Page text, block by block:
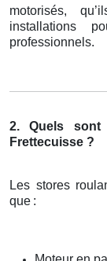
motorisés,
installations
professionnels.
2. Quels sont
Frettecuisse ?
Les stores
que :